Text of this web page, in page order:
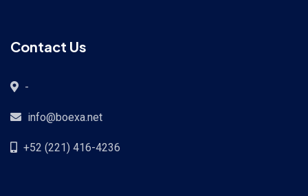
Contact Us
-
info@boexa.net
+52 (221) 416-4236